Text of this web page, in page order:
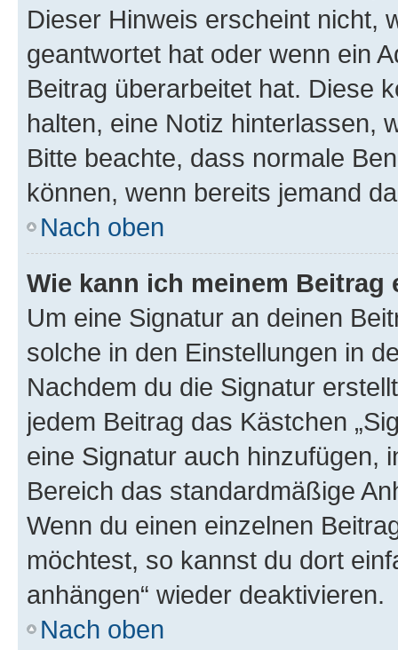
Dieser Hinweis erscheint nicht,
geantwortet hat oder wenn ein
Beitrag überarbeitet hat. Diese
halten, eine Notiz hinterlassen,
Bitte beachte, dass normale
können, wenn bereits jemand
Nach oben
Wie kann ich meinem
Um eine Signatur an deinen
solche in den Einstellungen in
Nachdem du die Signatur
jedem Beitrag das Kästchen
eine Signatur auch hinzufügen,
Bereich das standardmäßige
Wenn du einen einzelnen
möchtest, so kannst du dort
anhängen“ wieder deaktivieren.
Nach oben